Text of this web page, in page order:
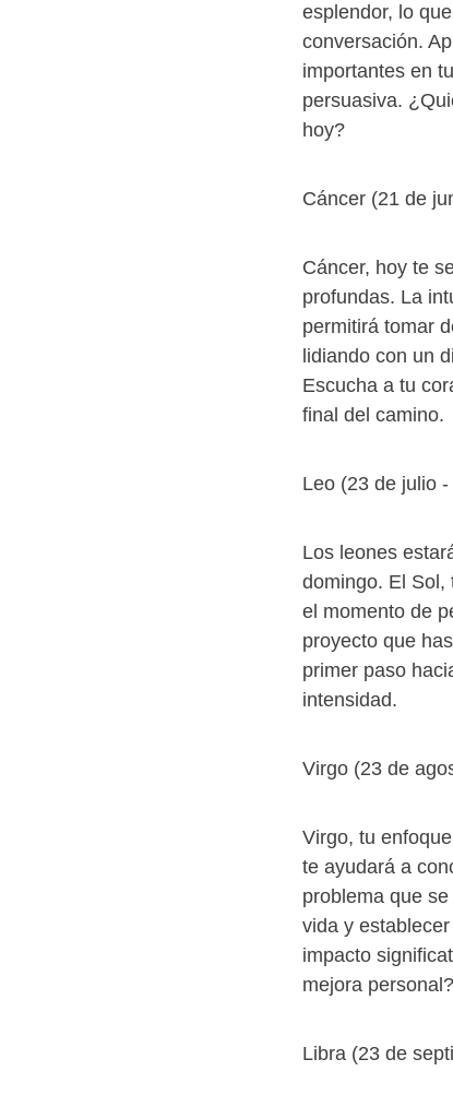
esplendor, lo
conversación.
importantes en
persuasiva.
hoy?
Cáncer (21 de
Cáncer, hoy te
profundas. La
permitirá tomar
lidiando con un
Escucha a tu
final del camino.
Leo (23 de julio
Los leones
domingo. El Sol,
el momento de
proyecto que
primer paso
intensidad.
Virgo (23 de
Virgo, tu
te ayudará a
problema que
vida y
impacto
mejora personal?
Libra (23 de